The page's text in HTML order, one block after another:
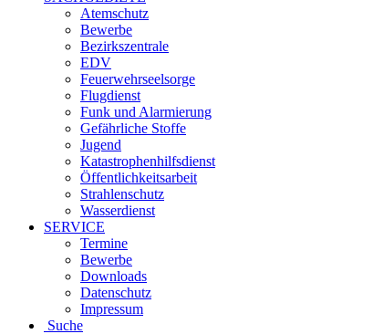
Atemschutz
Bewerbe
Bezirkszentrale
EDV
Feuerwehrseelsorge
Flugdienst
Funk und Alarmierung
Gefährliche Stoffe
Jugend
Katastrophenhilfsdienst
Öffentlichkeitsarbeit
Strahlenschutz
Wasserdienst
SERVICE
Termine
Bewerbe
Downloads
Datenschutz
Impressum
Suche